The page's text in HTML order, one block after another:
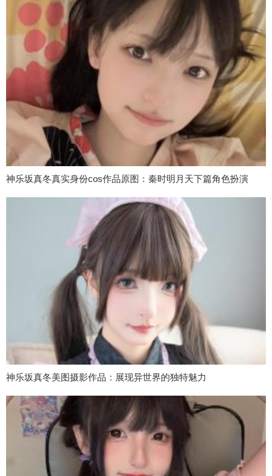
神乐坂真冬真实身份cos作品原图：秦时明月天下篇角色扮演
神乐坂真冬美图摄影作品：展现异世界的独特魅力